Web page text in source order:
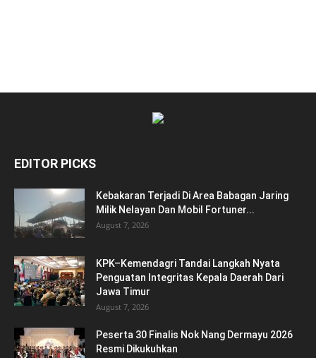
EDITOR PICKS
Kebakaran Terjadi Di Area Babagan Jaring
Milik Nelayan Dan Mobil Fortuner...
August 7, 2026
KPK–Kemendagri Tandai Langkah Nyata
Penguatan Integritas Kepala Daerah Dari
Jawa Timur
August 7, 2026
Peserta 30 Finalis Nok Nang Dermayu 2026
Resmi Dikukuhkan